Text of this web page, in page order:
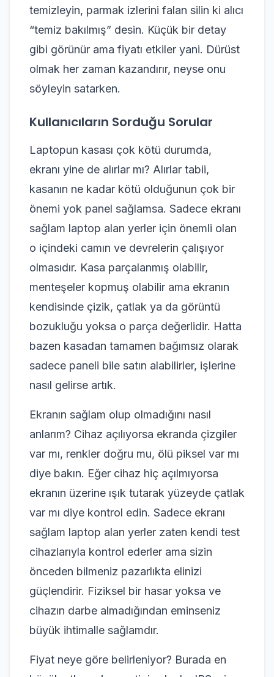
temizleyin, parmak izlerini falan silin ki alıcı
“temiz bakılmış” desin. Küçük bir detay
gibi görünür ama fiyatı etkiler yani. Dürüst
olmak her zaman kazandırır, neyse onu
söyleyin satarken.
Kullanıcıların Sorduğu Sorular
Laptopun kasası çok kötü durumda,
ekranı yine de alırlar mı? Alırlar tabii,
kasanın ne kadar kötü olduğunun çok bir
önemi yok panel sağlamsa. Sadece ekranı
sağlam laptop alan yerler için önemli olan
o içindeki camın ve devrelerin çalışıyor
olmasıdır. Kasa parçalanmış olabilir,
menteşeler kopmuş olabilir ama ekranın
kendisinde çizik, çatlak ya da görüntü
bozukluğu yoksa o parça değerlidir. Hatta
bazen kasadan tamamen bağımsız olarak
sadece paneli bile satın alabilirler, işlerine
nasıl gelirse artık.
Ekranın sağlam olup olmadığını nasıl
anlarım? Cihaz açılıyorsa ekranda çizgiler
var mı, renkler doğru mu, ölü piksel var mı
diye bakın. Eğer cihaz hiç açılmıyorsa
ekranın üzerine ışık tutarak yüzeyde çatlak
var mı diye kontrol edin. Sadece ekranı
sağlam laptop alan yerler zaten kendi test
cihazlarıyla kontrol ederler ama sizin
önceden bilmeniz pazarlıkta elinizi
güçlendirir. Fiziksel bir hasar yoksa ve
cihazın darbe almadığından eminseniz
büyük ihtimalle sağlamdır.
Fiyat neye göre belirleniyor? Burada en